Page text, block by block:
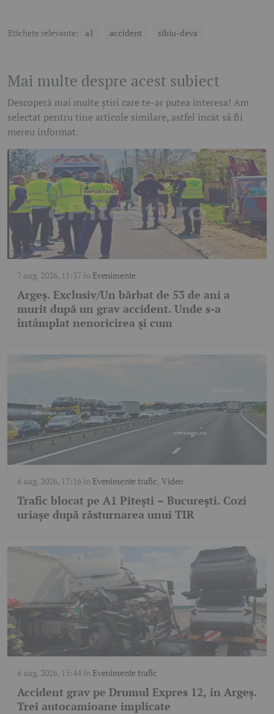
Etichete relevante: a1 accident sibiu-deva
Mai multe despre acest subiect
Descoperă mai multe știri care te-ar putea interesa! Am
selectat pentru tine articole similare, astfel încât să fii
mereu informat.
7 aug. 2026, 11:37în Evenimente
Argeș. Exclusiv/Un bărbat de 53 de ani a
murit după un grav accident. Unde s-a
întâmplat nenoricirea și cum
6 aug. 2026, 17:16în Evenimente trafic,Video
Trafic blocat pe A1 Pitești – București. Cozi
uriașe după răsturnarea unui TIR
6 aug. 2026, 15:44în Evenimente trafic
Accident grav pe Drumul Expres 12, în Argeș.
Trei autocamioane implicate